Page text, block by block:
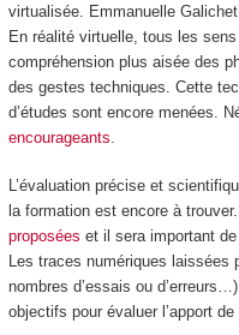
virtualisée.
Emmanuelle Galichet,
En réalité virtuelle, tous les
compréhension plus aisée des
des gestes techniques. Cette
d’études sont encore menées.
encourageants
L’évaluation précise et
la formation est encore à trouver.
proposées et il sera important
Les traces numériques laissées
nombres d’essais ou
objectifs pour évaluer l’apport